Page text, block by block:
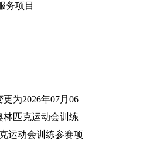
务项目
为2026年07月06
林匹克运动会训练
运动会训练参赛项